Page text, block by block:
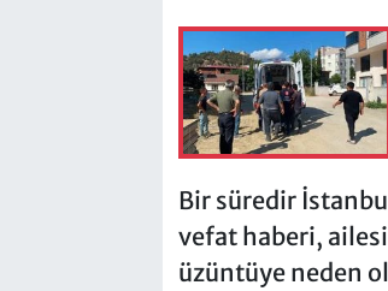
Bir süredir
vefat haberi, ailesi
üzüntüye neden